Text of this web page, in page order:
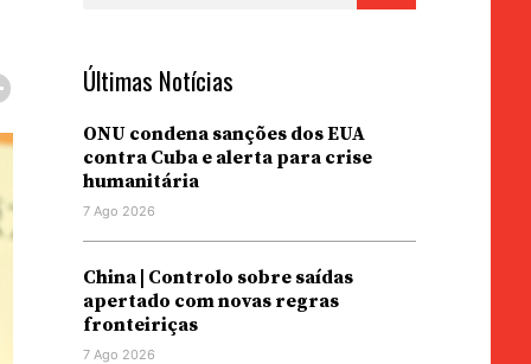
Últimas Notícias
ONU condena sanções dos EUA
contra Cuba e alerta para crise
humanitária
7 Ago 2026
China | Controlo sobre saídas
apertado com novas regras
fronteiriças
7 Ago 2026